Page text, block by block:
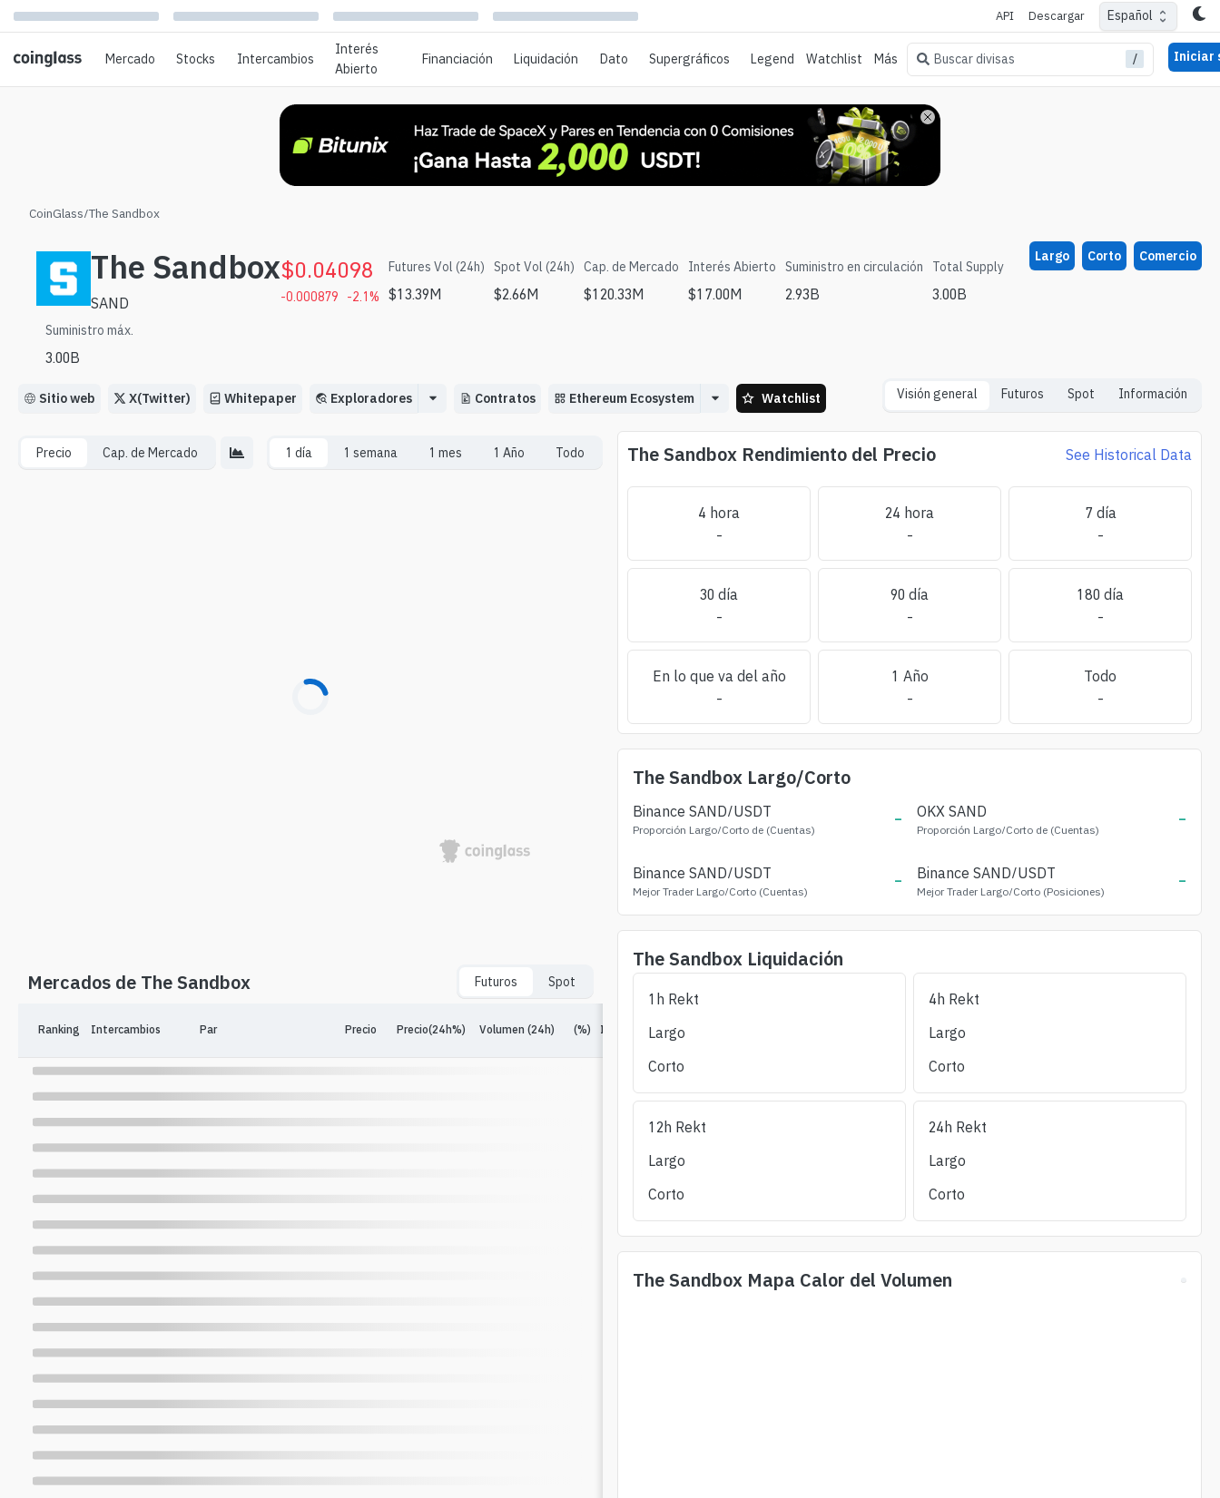
API Descargar Español
Mercado Stocks Intercambios
Interés
Abierto
Financiación Liquidación Dato Supergráficos Legend Watchlist Más Buscar divisas / Iniciar
CoinGlass/The Sandbox
The Sandbox
SAND
$0.04098
-0.000879 -2.1%
Futures Vol (24h)
$13.39M
Spot Vol (24h)
$2.66M
Cap. de Mercado
$120.33M
Interés Abierto
$17.00M
Suministro en circulación
2.93B
Total Supply
3.00B
Suministro máx.
3.00B
Largo Corto Comercio
Sitio web X(Twitter) Whitepaper Exploradores Contratos Ethereum Ecosystem Watchlist Visión general Futuros Spot Información
Precio Cap. de Mercado 1 día 1 semana 1 mes 1 Año Todo
Mercados de The Sandbox Futuros Spot
Ranking Intercambios Par Precio Precio(24h%) Volumen (24h) (%) Interés Abierto
(24h)
The Sandbox Rendimiento del Precio See Historical Data
4 hora
-
24 hora
-
7 día
-
30 día
-
90 día
-
180 día
-
En lo que va del año
-
1 Año
-
Todo
-
The Sandbox Largo/Corto
Binance SAND/USDT
Proporción Largo/Corto de (Cuentas) - OKX SAND
Proporción Largo/Corto de (Cuentas) -
Binance SAND/USDT
Mejor Trader Largo/Corto (Cuentas) - Binance SAND/USDT
Mejor Trader Largo/Corto (Posiciones) -
The Sandbox Liquidación
1h Rekt
Largo
Corto
4h Rekt
Largo
Corto
12h Rekt
Largo
Corto
24h Rekt
Largo
Corto
The Sandbox Mapa Calor del Volumen